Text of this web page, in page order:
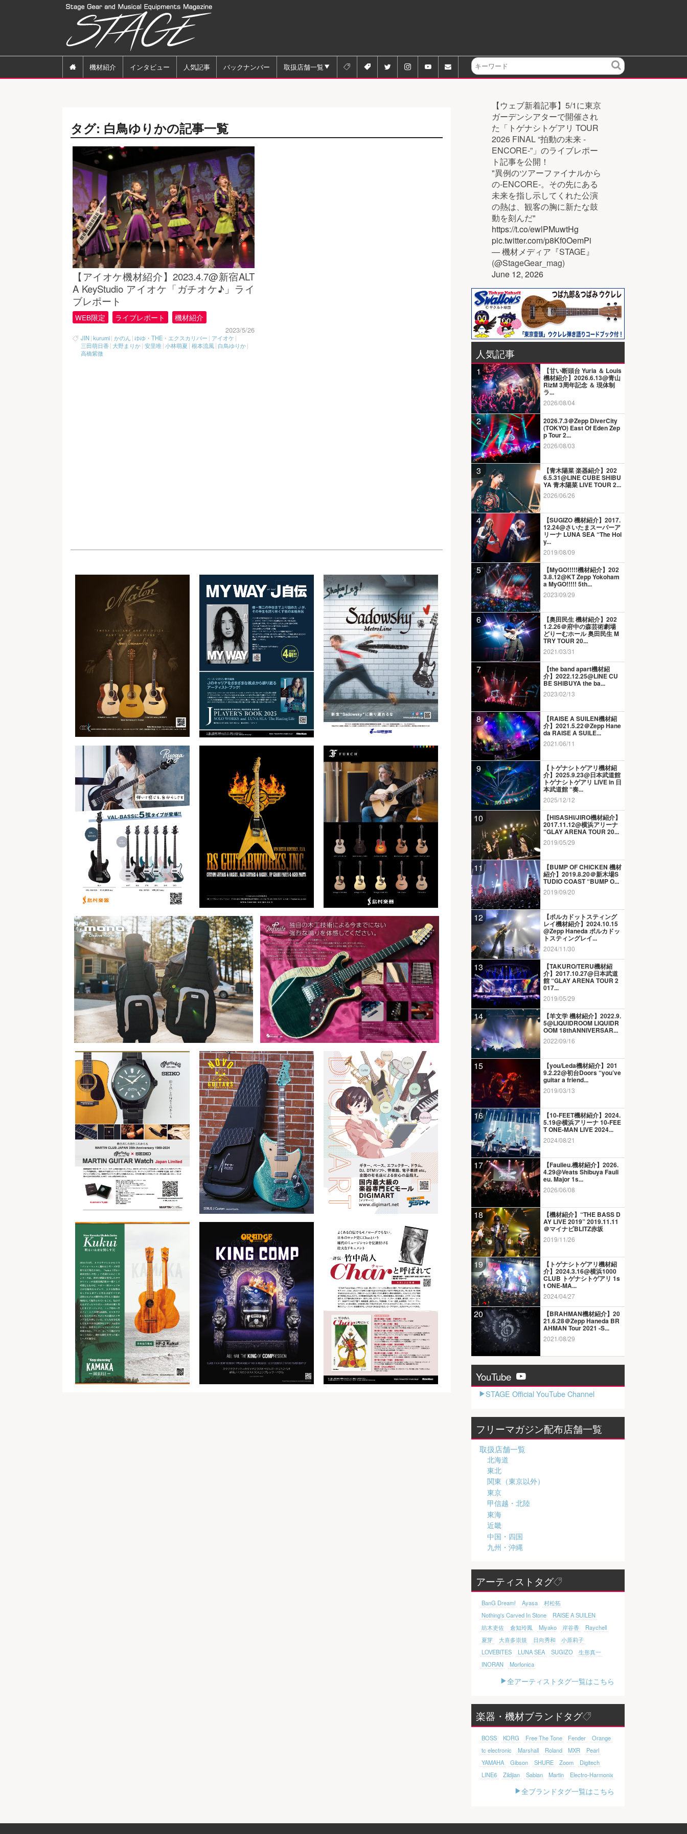
 機材紹介 インタビュー 人気記事 バックナンバー 取扱店舗一覧      
検
タグ: 白鳥ゆりかの記事一覧
【アイオケ機材紹介】2023.4.7@新宿ALT
A KeyStudio アイオケ「ガチオケ♪」ライ
ブレポート
WEB限定 ライブレポート 機材紹介
2023/5/26
JIN |kurumi| かのん |ゆゆ・THE・エクスカリバー | アイオケ |
三田萌日香 |大野まりか| 安里唯 |小林萌夏 | 根本流風 |白鳥ゆりか|
高橋紫微
【ウェブ新着記事】5/1に東京
ガーデンシアターで開催され
た「トゲナシトゲアリ TOUR
2026 FINAL “拍動の未来 -
ENCORE-”」のライブレポー
ト記事を公開！
"異例のツアーファイナルから
の-ENCORE-。その先にある
未来を指し示してくれた公演
の熱は、観客の胸に新たな鼓
動を刻んだ"
https://t.co/ewlPMuwtHg
pic.twitter.com/p8Kf0OemPi
— 機材メディア『STAGE』
(@StageGear_mag)
June 12, 2026
人気記事
1 【甘い断頭台 Yuria ＆ Louis
機材紹介】2026.6.13@青山
RizM 3周年記念 ＆ 現体制
ラ...
2026/08/04
2 2026.7.3＠Zepp DiverCity
(TOKYO) East Of Eden Zep
p Tour 2...
2026/08/03
3 【青木陽菜 楽器紹介】202
6.5.31@LINE CUBE SHIBU
YA 青木陽菜 LIVE TOUR 2...
2026/06/26
4 【SUGIZO 機材紹介】2017.
12.24@さいたまスーパーア
リーナ LUNA SEA “The Hol
y...
2019/08/09
5 【MyGO!!!!!機材紹介】202
3.8.12@KT Zepp Yokoham
a MyGO!!!!! 5th...
2023/09/29
6 【奥田民生 機材紹介】202
1.2.26＠府中の森芸術劇場
どりーむホール 奥田民生 M
TRY TOUR 20...
2021/03/31
7 【the band apart機材紹
介】2022.12.25@LINE CU
BE SHIBUYA the ba...
2023/02/13
8 【RAISE A SUILEN機材紹
介】2021.5.22＠Zepp Hane
da RAISE A SUILE...
2021/06/11
9 【トゲナシトゲアリ機材紹
介】2025.9.23@日本武道館
トゲナシトゲアリ LIVE in 日
本武道館 “奏...
2025/12/12
10 【HISASHI/JIRO機材紹介】
2017.11.12@横浜アリーナ
“GLAY ARENA TOUR 20...
2019/05/29
11 【BUMP OF CHICKEN 機材
紹介】2019.8.20＠新木場S
TUDIO COAST “BUMP O...
2019/09/20
12 【ポルカドットスティング
レイ機材紹介】2024.10.15
@Zepp Haneda ポルカドッ
トスティングレイ...
2024/11/30
13 【TAKURO/TERU機材紹
介】2017.10.27@日本武道
館 “GLAY ARENA TOUR 2
017...
2019/05/29
14 【羊文学 機材紹介】2022.9.
5@LIQUIDROOM LIQUIDR
OOM 18thANNIVERSAR...
2022/09/16
15 【you/Leda機材紹介】201
9.2.22@初台Doors “you’ve
guitar a friend...
2019/03/13
16 【10-FEET機材紹介】2024.
5.19@横浜アリーナ 10-FEE
T ONE-MAN LIVE 2024...
2024/08/21
17 【Faulieu.機材紹介】2026.
4.29@Veats Shibuya Fauli
eu. Major 1s...
2026/06/08
18 【機材紹介】“THE BASS D
AY LIVE 2019” 2019.11.11
＠マイナビBLITZ赤坂
2019/11/26
19 【トゲナシトゲアリ機材紹
介】2024.3.16@横浜1000
CLUB トゲナシトゲアリ 1s
t ONE-MA...
2024/04/27
20 【BRAHMAN機材紹介】20
21.6.28＠Zepp Haneda BR
AHMAN Tour 2021 -S...
2021/08/29
YouTube
STAGE Official YouTube Channel
フリーマガジン配布店舗一覧
取扱店舗一覧
北海道
東北
関東（東京以外）
東京
甲信越・北陸
東海
近畿
中国・四国
九州・沖縄
アーティストタグ
BanG Dream! Ayasa
村松拓
Nothing's Carved In Stone
RAISE A SUILEN
紡木吏佐
倉知玲鳳 Miyako 岸谷香
Raychell
夏芽
大喜多崇規 日向秀和
小原莉子
LOVEBITES
LUNA SEA SUGIZO
生形真一
INORAN
Morfonica
全アーティストタグ一覧はこちら
楽器・機材ブランドタグ
BOSS KORG Free The Tone Fender
Orange
tc electronic
Marshall Roland MXR
Pearl
YAMAHA
Gibson SHURE Zoom
Digitech
LINE6
Zildjian Sabian Martin Electro-Harmonix
全ブランドタグ一覧はこちら